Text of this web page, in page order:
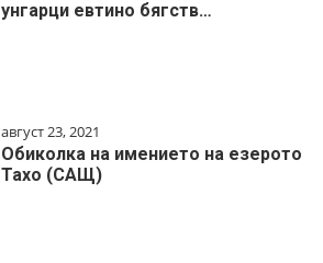
унгарци евтино бягств…
август 23, 2021
Обиколка на имението на езерото
Тахо (САЩ)